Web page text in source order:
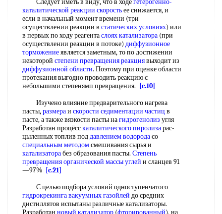
Следует иметь в виду, что в ходегетерогенно-
каталитической реакции скоростьее снижается, и
если в начальный момент времени (три
осуществлении реакции в статических условиях) или
в первых по ходу реагентаслоях катализатора (при
осуществлении реакции в потоке) диффузионное
торможениеявляется заметным, то по достижении
некоторой степени превращения реакциявыходит из
диффузионной области. Поэтому при оценке области
протекания выгодно проводить реакцию с
небольшими степенямп превращения.
[c.10]
Изучено влияние предварительного нагрева
пасты,размераи скорости седиментации частиц в
пасте, а также вязкости пасты нагидрогенолиз угля
Разработан процёсскаталитического пиролизарас-
цыленных топлив поддавлением водородасо
специальным методомсмешивания сырья и
катализаторабез образования пасты. Степень
превращенияорганической массыуглей и сланцев 91
—97% [c.21]
С целью подбора условий одноступенчатого
гидрокрекинга вакуумных газойлей до средних
дистиллятов испытаны различные катализаторы.
Разработан новый катализатор (фторированный), на